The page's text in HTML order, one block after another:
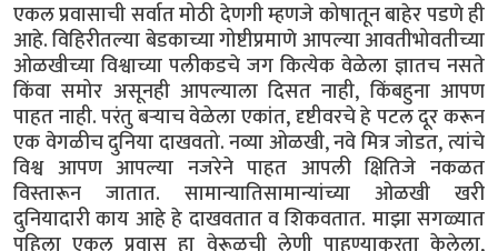
एकल प्रवासाची सर्वात मोठी देणगी म्हणजे कोषातून बाहेर पडणे ही
आहे. विहिरीतल्या बेडकाच्या गोष्टीप्रमाणे आपल्या आवतीभोवतीच्या
ओळखीच्या विश्वाच्या पलीकडचे जग कित्येक वेळेला ज्ञातच नसते
किंवा समोर असूनही आपल्याला दिसत नाही, किंबहुना आपण
पाहत नाही. परंतु बऱ्याच वेळेला एकांत, दृष्टीवरचे हे पटल दूर करून
एक वेगळीच दुनिया दाखवतो. नव्या ओळखी, नवे मित्र जोडत, त्यांचे
विश्व आपण आपल्या नजरेने पाहत आपली क्षितिजे नकळत
विस्तारून जातात. सामान्यातिसामान्यांच्या ओळखी खरी
दुनियादारी काय आहे हे दाखवतात व शिकवतात. माझा सगळ्यात